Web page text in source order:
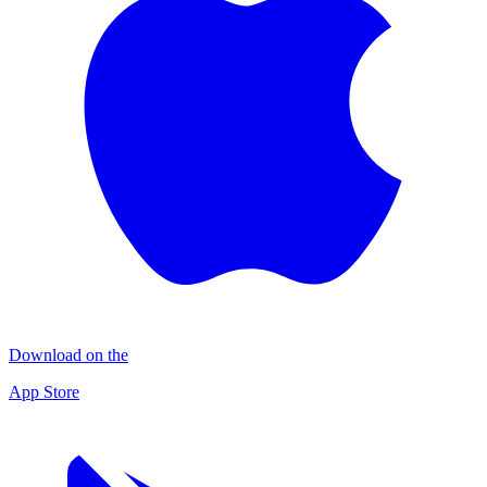
Download on the
App Store